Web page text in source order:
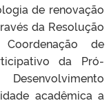
de renovação
da Resolução
de
da Pró-
acadêmica a